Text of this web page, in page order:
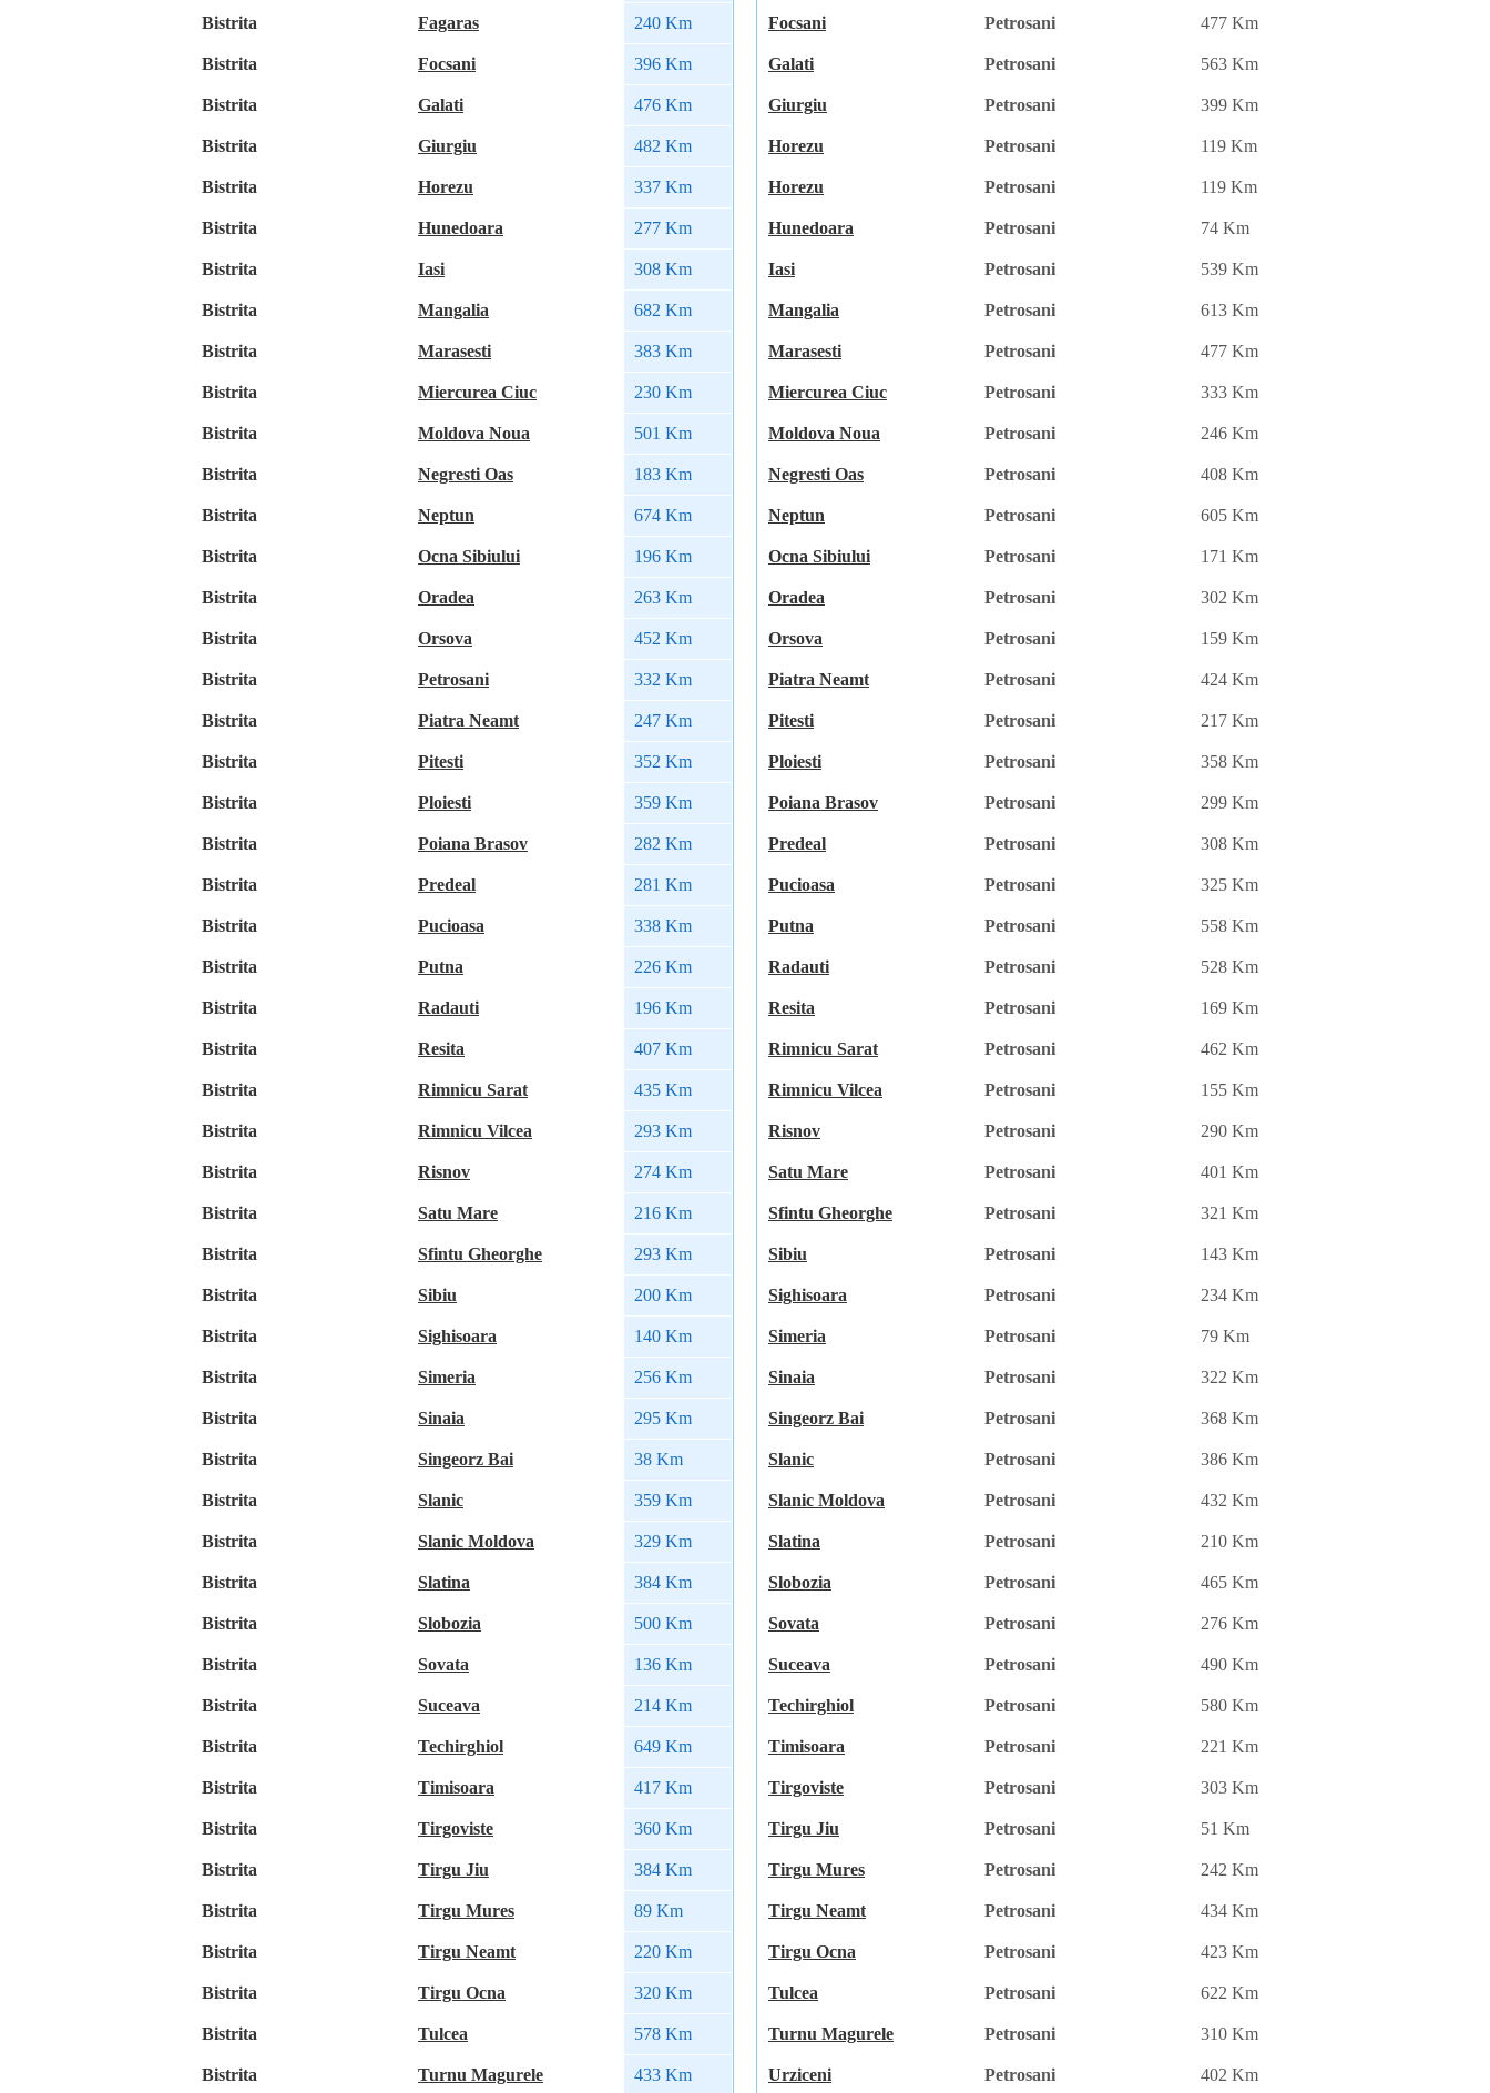
Bistrita Fagaras 240 Km
Bistrita Focsani 396 Km
Bistrita Galati 476 Km
Bistrita Giurgiu 482 Km
Bistrita Horezu 337 Km
Bistrita Hunedoara 277 Km
Bistrita Iasi 308 Km
Bistrita Mangalia 682 Km
Bistrita Marasesti 383 Km
Bistrita Miercurea Ciuc 230 Km
Bistrita Moldova Noua 501 Km
Bistrita Negresti Oas 183 Km
Bistrita Neptun 674 Km
Bistrita Ocna Sibiului 196 Km
Bistrita Oradea 263 Km
Bistrita Orsova 452 Km
Bistrita Petrosani 332 Km
Bistrita Piatra Neamt 247 Km
Bistrita Pitesti 352 Km
Bistrita Ploiesti 359 Km
Bistrita Poiana Brasov 282 Km
Bistrita Predeal 281 Km
Bistrita Pucioasa 338 Km
Bistrita Putna 226 Km
Bistrita Radauti 196 Km
Bistrita Resita 407 Km
Bistrita Rimnicu Sarat 435 Km
Bistrita Rimnicu Vilcea 293 Km
Bistrita Risnov 274 Km
Bistrita Satu Mare 216 Km
Bistrita Sfintu Gheorghe 293 Km
Bistrita Sibiu 200 Km
Bistrita Sighisoara 140 Km
Bistrita Simeria 256 Km
Bistrita Sinaia 295 Km
Bistrita Singeorz Bai 38 Km
Bistrita Slanic 359 Km
Bistrita Slanic Moldova 329 Km
Bistrita Slatina 384 Km
Bistrita Slobozia 500 Km
Bistrita Sovata 136 Km
Bistrita Suceava 214 Km
Bistrita Techirghiol 649 Km
Bistrita Timisoara 417 Km
Bistrita Tirgoviste 360 Km
Bistrita Tirgu Jiu 384 Km
Bistrita Tirgu Mures 89 Km
Bistrita Tirgu Neamt 220 Km
Bistrita Tirgu Ocna 320 Km
Bistrita Tulcea 578 Km
Bistrita Turnu Magurele 433 Km
Focsani Petrosani 477 Km
Galati Petrosani 563 Km
Giurgiu Petrosani 399 Km
Horezu Petrosani 119 Km
Horezu Petrosani 119 Km
Hunedoara Petrosani 74 Km
Iasi Petrosani 539 Km
Mangalia Petrosani 613 Km
Marasesti Petrosani 477 Km
Miercurea Ciuc Petrosani 333 Km
Moldova Noua Petrosani 246 Km
Negresti Oas Petrosani 408 Km
Neptun Petrosani 605 Km
Ocna Sibiului Petrosani 171 Km
Oradea Petrosani 302 Km
Orsova Petrosani 159 Km
Piatra Neamt Petrosani 424 Km
Pitesti Petrosani 217 Km
Ploiesti Petrosani 358 Km
Poiana Brasov Petrosani 299 Km
Predeal Petrosani 308 Km
Pucioasa Petrosani 325 Km
Putna Petrosani 558 Km
Radauti Petrosani 528 Km
Resita Petrosani 169 Km
Rimnicu Sarat Petrosani 462 Km
Rimnicu Vilcea Petrosani 155 Km
Risnov Petrosani 290 Km
Satu Mare Petrosani 401 Km
Sfintu Gheorghe Petrosani 321 Km
Sibiu Petrosani 143 Km
Sighisoara Petrosani 234 Km
Simeria Petrosani 79 Km
Sinaia Petrosani 322 Km
Singeorz Bai Petrosani 368 Km
Slanic Petrosani 386 Km
Slanic Moldova Petrosani 432 Km
Slatina Petrosani 210 Km
Slobozia Petrosani 465 Km
Sovata Petrosani 276 Km
Suceava Petrosani 490 Km
Techirghiol Petrosani 580 Km
Timisoara Petrosani 221 Km
Tirgoviste Petrosani 303 Km
Tirgu Jiu Petrosani 51 Km
Tirgu Mures Petrosani 242 Km
Tirgu Neamt Petrosani 434 Km
Tirgu Ocna Petrosani 423 Km
Tulcea Petrosani 622 Km
Turnu Magurele Petrosani 310 Km
Urziceni Petrosani 402 Km